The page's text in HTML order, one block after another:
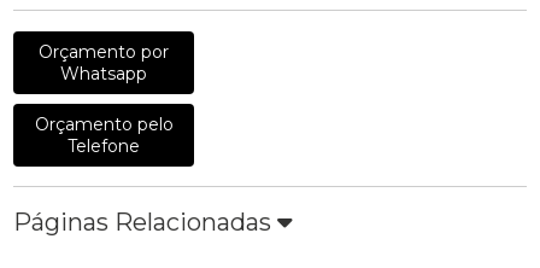
Orçamento por
Whatsapp
Orçamento pelo
Telefone
Páginas Relacionadas